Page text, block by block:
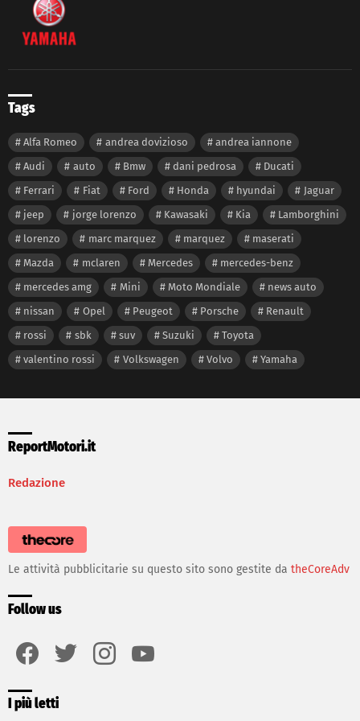
Tags
Alfa Romeo andrea dovizioso
andrea iannone
Audi
auto Bmw dani pedrosa
Ducati
Ferrari
Fiat Ford Honda hyundai
Jaguar
jeep
jorge lorenzo Kawasaki Kia
Lamborghini
lorenzo
marc marquez marquez
maserati
Mazda
mclaren Mercedes
mercedes-benz
mercedes amg
Mini Moto Mondiale
news auto
nissan
Opel Peugeot Porsche
Renault
rossi
sbk suv Suzuki
Toyota
valentino rossi
Volkswagen Volvo Yamaha
ReportMotori.it
Redazione
Le attività pubblicitarie su questo sito sono gestite da theCoreAdv
Follow us
I più letti